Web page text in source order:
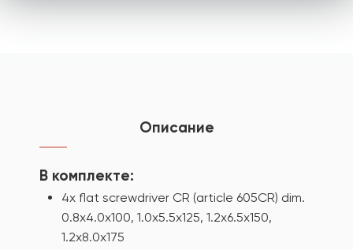
Описание
В комплекте:
4x flat screwdriver CR (article 605CR) dim.
0.8x4.0x100, 1.0x5.5x125, 1.2x6.5x150,
1.2x8.0x175